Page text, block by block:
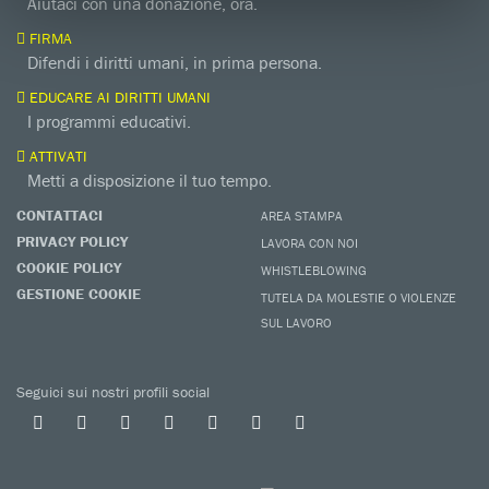
FIRMA
Difendi i diritti umani, in prima persona.
EDUCARE AI DIRITTI UMANI
I programmi educativi.
ATTIVATI
Metti a disposizione il tuo tempo.
CONTATTACI
PRIVACY POLICY
COOKIE POLICY
GESTIONE COOKIE
AREA STAMPA
LAVORA CON NOI
WHISTLEBLOWING
TUTELA DA MOLESTIE O VIOLENZE
SUL LAVORO
Seguici sui nostri profili social